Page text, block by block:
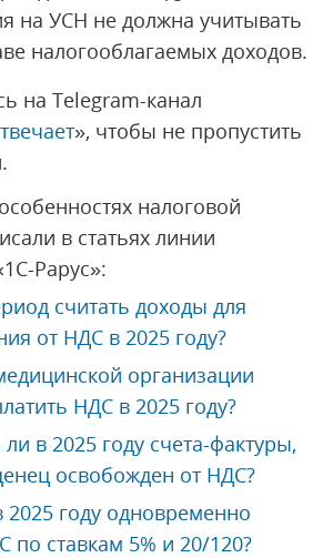
на УСН не должна учитывать
налогооблагаемых доходов.
на Telegram-канал
», чтобы не пропустить
налоговой
в статьях линии
Рарус»:
считать доходы для
от НДС в 2025 году?
организации
НДС в 2025 году?
в 2025 году счета-фактуры,
освобожден от НДС?
году одновременно
по ставкам 5% и 20/120?